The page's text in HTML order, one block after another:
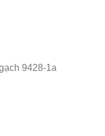
9428-1a